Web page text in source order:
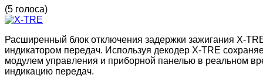
(5 голоса)
Расширенный блок отключения задержки зажигания X-
индикатором передач. Используя декодер X-TRE
модулем управления и приборной панелью в реальном
индикацию передач.